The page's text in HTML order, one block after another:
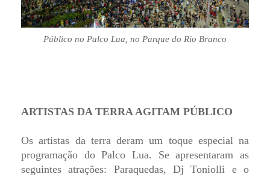
Público no Palco Lua, no Parque do Rio Branco
ARTISTAS DA TERRA AGITAM PÚBLICO
Os artistas da terra deram um toque especial na
programação do Palco Lua. Se apresentaram as
seguintes atrações: Paraquedas, Dj Toniolli e o